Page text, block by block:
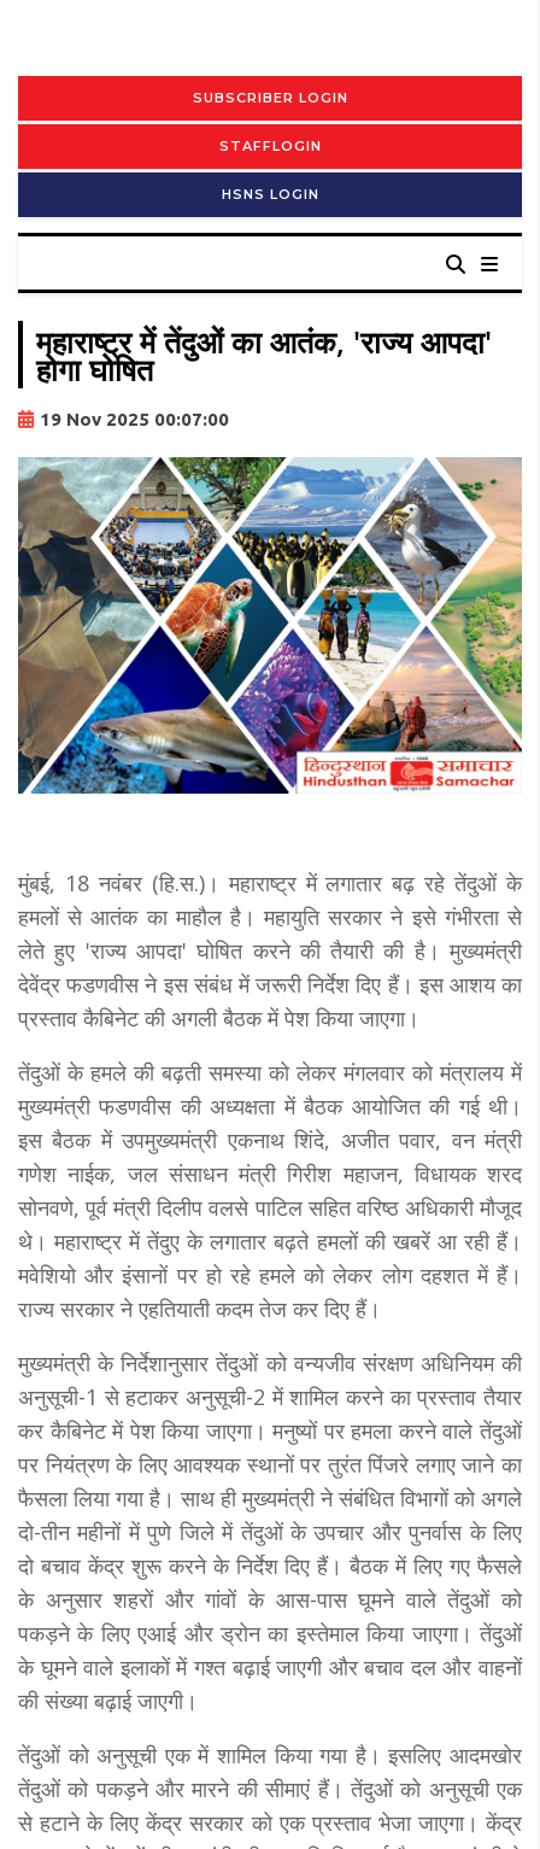
SUBSCRIBER LOGIN
STAFFLOGIN
HSNS LOGIN
महाराष्ट्र में तेंदुओं का आतंक, 'राज्य आपदा'
होगा घोषित
19 Nov 2025 00:07:00
मुंबई, 18 नवंबर (हि.स.)। महाराष्ट्र में लगातार बढ़ रहे तेंदुओं के
हमलों से आतंक का माहौल है। महायुति सरकार ने इसे गंभीरता से
लेते हुए 'राज्य आपदा' घोषित करने की तैयारी की है। मुख्यमंत्री
देवेंद्र फडणवीस ने इस संबंध में जरूरी निर्देश दिए हैं। इस आशय का
प्रस्ताव कैबिनेट की अगली बैठक में पेश किया जाएगा।
तेंदुओं के हमले की बढ़ती समस्या को लेकर मंगलवार को मंत्रालय में
मुख्यमंत्री फडणवीस की अध्यक्षता में बैठक आयोजित की गई थी।
इस बैठक में उपमुख्यमंत्री एकनाथ शिंदे, अजीत पवार, वन मंत्री
गणेश नाईक, जल संसाधन मंत्री गिरीश महाजन, विधायक शरद
सोनवणे, पूर्व मंत्री दिलीप वलसे पाटिल सहित वरिष्ठ अधिकारी मौजूद
थे। महाराष्ट्र में तेंदुए के लगातार बढ़ते हमलों की खबरें आ रही हैं।
मवेशियो और इंसानों पर हो रहे हमले को लेकर लोग दहशत में हैं।
राज्य सरकार ने एहतियाती कदम तेज कर दिए हैं।
मुख्यमंत्री के निर्देशानुसार तेंदुओं को वन्यजीव संरक्षण अधिनियम की
अनुसूची-1 से हटाकर अनुसूची-2 में शामिल करने का प्रस्ताव तैयार
कर कैबिनेट में पेश किया जाएगा। मनुष्यों पर हमला करने वाले तेंदुओं
पर नियंत्रण के लिए आवश्यक स्थानों पर तुरंत पिंजरे लगाए जाने का
फैसला लिया गया है। साथ ही मुख्यमंत्री ने संबंधित विभागों को अगले
दो-तीन महीनों में पुणे जिले में तेंदुओं के उपचार और पुनर्वास के लिए
दो बचाव केंद्र शुरू करने के निर्देश दिए हैं। बैठक में लिए गए फैसले
के अनुसार शहरों और गांवों के आस-पास घूमने वाले तेंदुओं को
पकड़ने के लिए एआई और ड्रोन का इस्तेमाल किया जाएगा। तेंदुओं
के घूमने वाले इलाकों में गश्त बढ़ाई जाएगी और बचाव दल और वाहनों
की संख्या बढ़ाई जाएगी।
तेंदुओं को अनुसूची एक में शामिल किया गया है। इसलिए आदमखोर
तेंदुओं को पकड़ने और मारने की सीमाएं हैं। तेंदुओं को अनुसूची एक
से हटाने के लिए केंद्र सरकार को एक प्रस्ताव भेजा जाएगा। केंद्र